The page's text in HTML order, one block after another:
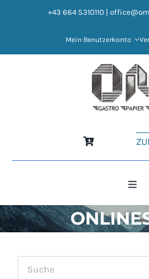
+43 664 5310110
Mein Benutzerkonto
Toggle
HOME
NEWS